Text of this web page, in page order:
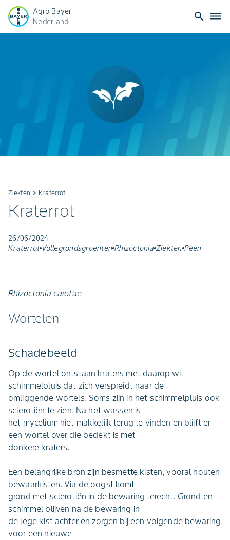
Agro Bayer
Nederland
search dehaze
Ziekten keyboard_arrow_right Kraterrot
Kraterrot
26/06/2024
Kraterrot Vollegrondsgroenten Rhizoctonia Ziekten Peen
Rhizoctonia carotae
Wortelen
Schadebeeld
Op de wortel ontstaan kraters met daarop wit
schimmelpluis dat zich verspreidt naar de
omliggende wortels. Soms zijn in het schimmelpluis ook
sclerotiën te zien. Na het wassen is
het mycelium niet makkelijk terug te vinden en blijft er
een wortel over die bedekt is met
donkere kraters.
Een belangrijke bron zijn besmette kisten, vooral houten
bewaarkisten. Via de oogst komt
grond met sclerotiën in de bewaring terecht. Grond en
schimmel blijven na de bewaring in
de lege kist achter en zorgen bij een volgende bewaring
voor een nieuwe